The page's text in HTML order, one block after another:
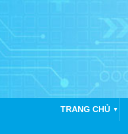
TRANG CHỦ ▼